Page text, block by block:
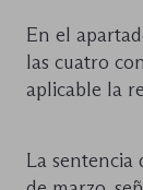
En el
las cuatro
aplicable la
La sentencia